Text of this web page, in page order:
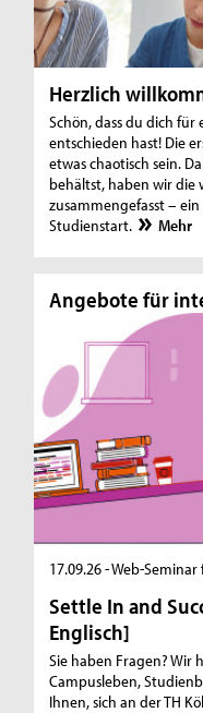
Herzlich
Schön, dass du dich für
entschieden hast! Die
etwas chaotisch sein.
behältst, haben wir die
zusammengefasst –
Studienstart.
Mehr
Angebote für
17.09.26 - Web-
Settle In and
Englisch]
Sie haben Fragen? Wir
Campusleben,
Ihnen, sich an der TH